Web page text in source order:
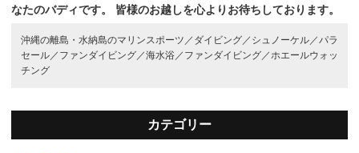
なたのバディです。
皆様のお越しを心よりお待ちしております。
沖縄の離島・水納島のマリンスポーツ／ ダイビング／ シュノーケル／ パラ
セール／ ファンダイビング／海水浴／ ファンダイビング／ ホエールウォッ
チング
カテゴリー